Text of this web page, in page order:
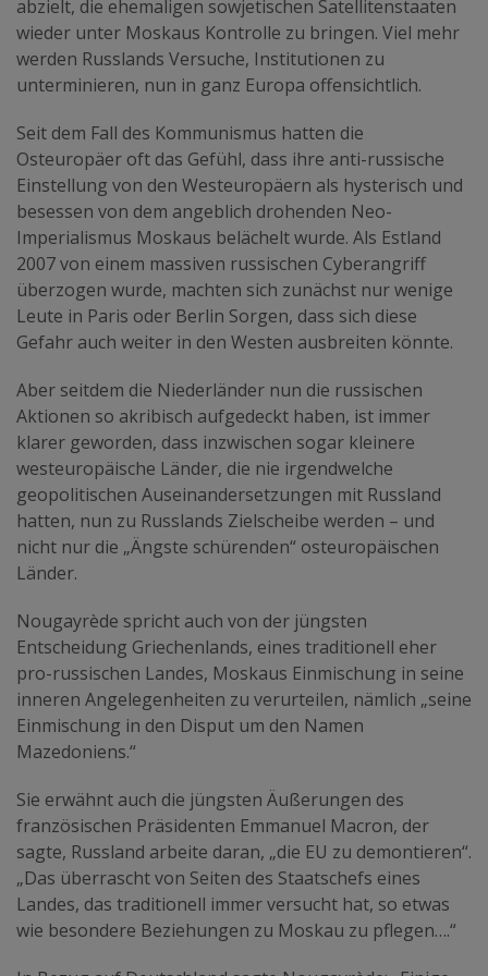
abzielt, die ehemaligen sowjetischen Satellitenstaaten
wieder unter Moskaus Kontrolle zu bringen. Viel mehr
werden Russlands Versuche, Institutionen zu
unterminieren, nun in ganz Europa offensichtlich.
Seit dem Fall des Kommunismus hatten die
Osteuropäer oft das Gefühl, dass ihre anti-russische
Einstellung von den Westeuropäern als hysterisch und
besessen von dem angeblich drohenden Neo-
Imperialismus Moskaus belächelt wurde. Als Estland
2007 von einem massiven russischen Cyberangriff
überzogen wurde, machten sich zunächst nur wenige
Leute in Paris oder Berlin Sorgen, dass sich diese
Gefahr auch weiter in den Westen ausbreiten könnte.
Aber seitdem die Niederländer nun die russischen
Aktionen so akribisch aufgedeckt haben, ist immer
klarer geworden, dass inzwischen sogar kleinere
westeuropäische Länder, die nie irgendwelche
geopolitischen Auseinandersetzungen mit Russland
hatten, nun zu Russlands Zielscheibe werden – und
nicht nur die „Ängste schürenden“ osteuropäischen
Länder.
Nougayrède spricht auch von der jüngsten
Entscheidung Griechenlands, eines traditionell eher
pro-russischen Landes, Moskaus Einmischung in seine
inneren Angelegenheiten zu verurteilen, nämlich „seine
Einmischung in den Disput um den Namen
Mazedoniens.“
Sie erwähnt auch die jüngsten Äußerungen des
französischen Präsidenten Emmanuel Macron, der
sagte, Russland arbeite daran, „die EU zu demontieren“.
„Das überrascht von Seiten des Staatschefs eines
Landes, das traditionell immer versucht hat, so etwas
wie besondere Beziehungen zu Moskau zu pflegen….“